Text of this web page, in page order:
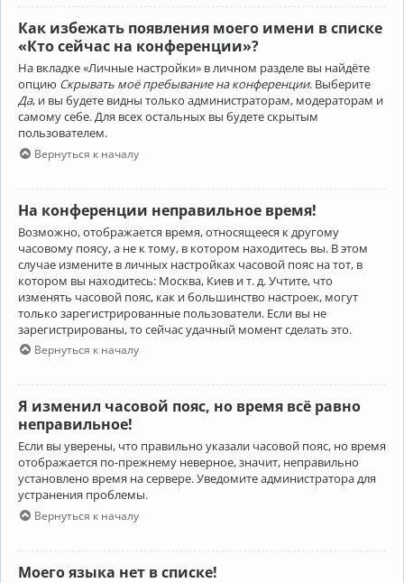
Как избежать появления моего имени в списке
«Кто сейчас на конференции»?
На вкладке «Личные настройки» в личном разделе вы найдёте
опцию Скрывать моё пребывание на конференции. Выберите
Да, и вы будете видны только администраторам, модераторам и
самому себе. Для всех остальных вы будете скрытым
пользователем.
Вернуться к началу
На конференции неправильное время!
Возможно, отображается время, относящееся к другому
часовому поясу, а не к тому, в котором находитесь вы. В этом
случае измените в личных настройках часовой пояс на тот, в
котором вы находитесь: Москва, Киев и т. д. Учтите, что
изменять часовой пояс, как и большинство настроек, могут
только зарегистрированные пользователи. Если вы не
зарегистрированы, то сейчас удачный момент сделать это.
Вернуться к началу
Я изменил часовой пояс, но время всё равно
неправильное!
Если вы уверены, что правильно указали часовой пояс, но время
отображается по-прежнему неверное, значит, неправильно
установлено время на сервере. Уведомите администратора для
устранения проблемы.
Вернуться к началу
Моего языка нет в списке!